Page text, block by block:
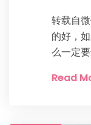
转载自
的好，
么一定
Read